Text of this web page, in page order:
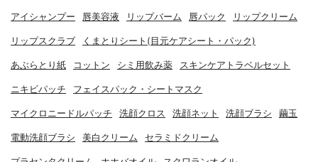
アイシャンプー 唇美容液 リップバーム 唇パック リップクリーム
リップスクラブ くまとりシート(目元ケアシート・パック)
あぶらとり紙 コットン シミ用飲み薬 スキンケアトラベルセット
ニキビパッチ フェイスパック・シートマスク
マイクロニードルパッチ 洗顔クロス 洗顔ネット 洗顔ブラシ 繭玉
電動洗顔ブラシ 美白クリーム セラミドクリーム